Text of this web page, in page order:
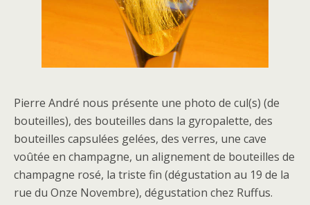
Pierre André nous présente une photo de cul(s) (de
bouteilles), des bouteilles dans la gyropalette, des
bouteilles capsulées gelées, des verres, une cave
voûtée en champagne, un alignement de bouteilles de
champagne rosé, la triste fin (dégustation au 19 de la
rue du Onze Novembre), dégustation chez Ruffus.